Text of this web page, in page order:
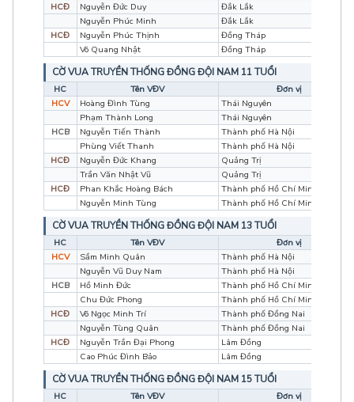
HCĐ
Nguyễn Đức Duy
Đắk Lắk
Nguyễn Phúc Minh
Đắk Lắk
HCĐ
Nguyễn Phúc Thịnh
Đồng Tháp
Võ Quang Nhật
Đồng Tháp
CỜ VUA TRUYỀN THỐNG ĐỒNG ĐỘI NAM 11 TUỔI
HC Tên VĐV
Đơn vị
HCV
Hoàng Đình Tùng
Thái Nguyên
Phạm Thành Long
Thái Nguyên
HCB
Nguyễn Tiến Thành
Thành phố Hà Nội
Phùng Viết Thanh
Thành phố Hà Nội
HCĐ
Nguyễn Đức Khang
Quảng Trị
Trần Văn Nhật Vũ
Quảng Trị
HCĐ
Phan Khắc Hoàng Bách
Thành phố Hồ Chí Minh
Nguyễn Minh Tùng
Thành phố Hồ Chí Minh
CỜ VUA TRUYỀN THỐNG ĐỒNG ĐỘI NAM 13 TUỔI
HC Tên VĐV
Đơn vị
HCV
Sầm Minh Quân
Thành phố Hà Nội
Nguyễn Vũ Duy Nam
Thành phố Hà Nội
HCB
Hồ Minh Đức
Thành phố Hồ Chí Minh
Chu Đức Phong
Thành phố Hồ Chí Minh
HCĐ
Võ Ngọc Minh Trí
Thành phố Đồng Nai
Nguyễn Tùng Quân
Thành phố Đồng Nai
HCĐ
Nguyễn Trần Đại Phong
Lâm Đồng
Cao Phúc Đình Bảo
Lâm Đồng
CỜ VUA TRUYỀN THỐNG ĐỒNG ĐỘI NAM 15 TUỔI
HC Tên VĐV Đơn vị